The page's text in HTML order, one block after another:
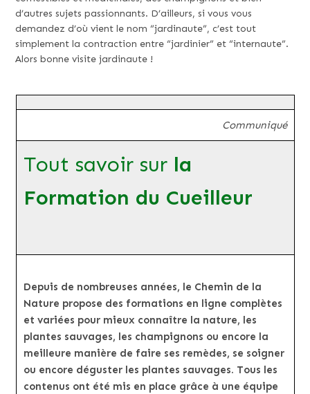
d’autres sujets passionnants. D’ailleurs, si vous vous
demandez d’où vient le nom “jardinaute”, c’est tout
simplement la contraction entre “jardinier” et “internaute”.
Alors bonne visite jardinaute !
Communiqué
Tout savoir sur la
Formation du Cueilleur
Depuis de nombreuses années, le Chemin de la
Nature propose des formations en ligne complètes
et variées pour mieux connaître la nature, les
plantes sauvages, les champignons ou encore la
meilleure manière de faire ses remèdes, se soigner
ou encore déguster les plantes sauvages. Tous les
contenus ont été mis en place grâce à une équipe